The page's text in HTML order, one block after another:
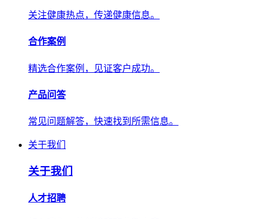
关注健康热点，传递健康信息。
合作案例
精选合作案例，见证客户成功。
产品问答
常见问题解答，快速找到所需信息。
关于我们
关于我们
人才招聘